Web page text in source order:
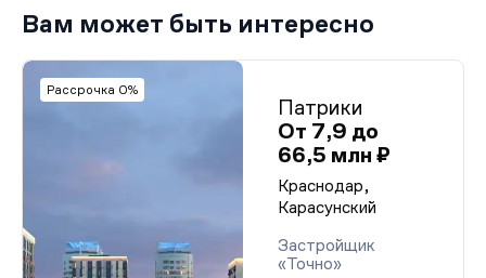
Вам может быть интересно
Рассрочка 0%
Патрики
От 7,9 до
66,5 млн ₽
Краснодар,
Карасунский
Застройщик
«Точно»